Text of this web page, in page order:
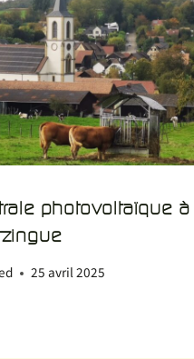
photovoltaïque à
25 avril 2025